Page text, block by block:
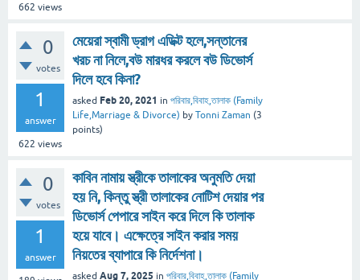
662 views
0
votes
1
answer
622 views
মেয়েরা স্বামী ড্রাগ এডিক্ট হলে,সন্তানের
খরচ না নিলে,বউ মারধর করলে বউ ডিভোর্স
দিলে হবে কিনা?
asked Feb 20, 2021 in পরিবার,বিবাহ,তালাক (Family
Life,Marriage & Divorce) by Tonni Zaman (3
points)
0
votes
1
answer
কাবিন নামায় স্ত্রীকে তালাকের অনুমতি দেয়া
হয় নি, কিন্তু স্ত্রী তালাকের নোটিশ দেয়ার পর
ডিভোর্স পেপারে সাইন করে দিলে কি তালাক
হয়ে যাবে। এক্ষেত্রে সাইন করার সময়
নিয়তের ব্যাপারে কি নির্দেশনা।
asked Aug 7, 2025 in পরিবার,বিবাহ,তালাক (Family